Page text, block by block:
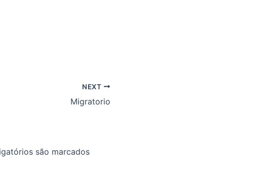
NEXT
Migratorio
são marcados